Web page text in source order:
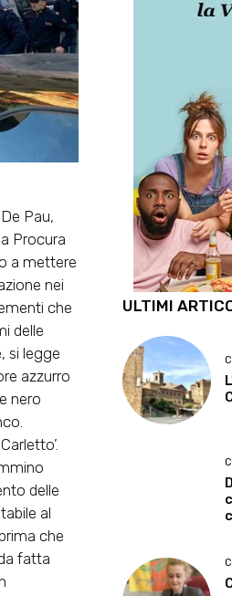
Pau,
Procura
a mettere
nei
che
delle
si legge
azzurro
nero
delle
al
che
fatta
ULTIMI